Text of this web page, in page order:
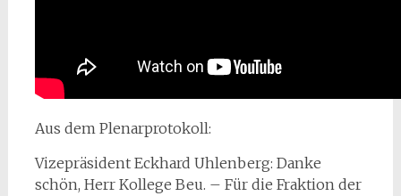
Aus dem Plenarprotokoll:
Vizepräsident Eckhard Uhlenberg: Danke
schön, Herr Kollege Beu. – Für die Fraktion der